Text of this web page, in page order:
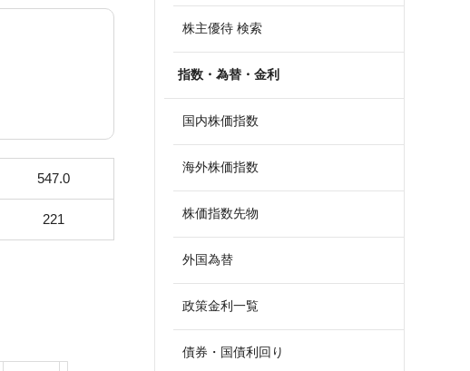
547.0
221
株主優待 検索
指数・為替・金利
国内株価指数
海外株価指数
株価指数先物
外国為替
政策金利一覧
債券・国債利回り